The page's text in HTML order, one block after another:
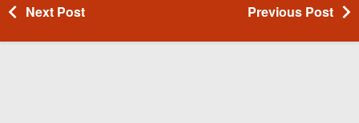
Next Post Previous Post